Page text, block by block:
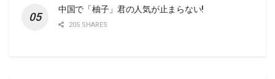
中国で「柚子」君の人気が止まらない!
205 SHARES